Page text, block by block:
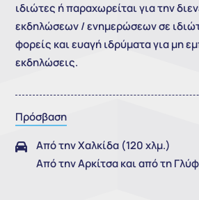
ιδιώτες ή παραχωρείται για την
εκδηλώσεων / ενημερώσεων σε
φορείς και ευαγή ιδρύματα για μη
εκδηλώσεις.
Πρόσβαση

Aπό την Χαλκίδα (120 χλμ.)
Από την Αρκίτσα και από τη